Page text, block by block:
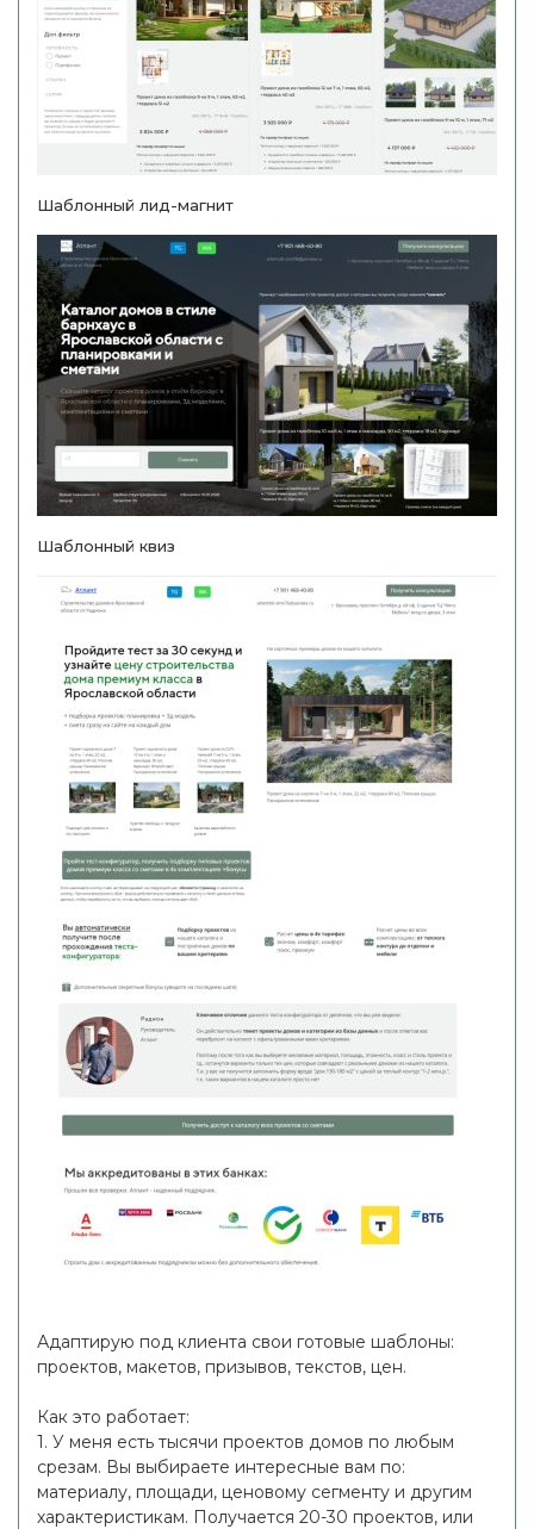
Шаблонный лид-магнит
Шаблонный квиз
Адаптирую под клиента свои готовые шаблоны:
проектов, макетов, призывов, текстов, цен.
Как это работает:
1. У меня есть тысячи проектов домов по любым
срезам. Вы выбираете интересные вам по:
материалу, площади, ценовому сегменту и другим
характеристикам. Получается 20-30 проектов, или